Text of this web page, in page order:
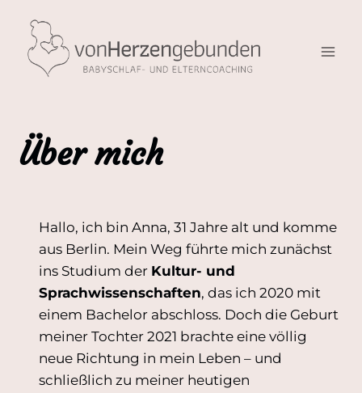
Inhalt
springen
Über mich
Hallo, ich bin Anna, 31 Jahre alt und komme
aus Berlin. Mein Weg führte mich zunächst
ins Studium der Kultur- und
Sprachwissenschaften, das ich 2020 mit
einem Bachelor abschloss. Doch die Geburt
meiner Tochter 2021 brachte eine völlig
neue Richtung in mein Leben – und
schließlich zu meiner heutigen